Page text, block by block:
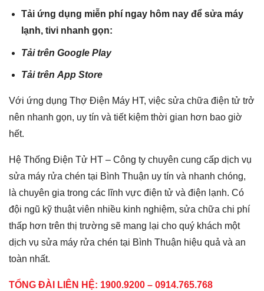
Tải ứng dụng miễn phí ngay hôm nay để sửa máy
lạnh, tivi nhanh gọn:
Tải trên Google Play
Tải trên App Store
Với ứng dụng Thợ Điện Máy HT, việc sửa chữa điện tử trở
nên nhanh gọn, uy tín và tiết kiệm thời gian hơn bao giờ
hết.
Hệ Thống Điện Tử HT – Công ty chuyên cung cấp dịch vụ
sửa máy rửa chén tại Bình Thuận uy tín và nhanh chóng,
là chuyên gia trong các lĩnh vực điện tử và điện lạnh. Có
đội ngũ kỹ thuật viên nhiều kinh nghiệm, sửa chữa chi phí
thấp hơn trên thị trường sẽ mang lại cho quý khách một
dịch vụ sửa máy rửa chén tại Bình Thuận hiệu quả và an
toàn nhất.
TỔNG ĐÀI LIÊN HỆ: 1900.9200 – 0914.765.768